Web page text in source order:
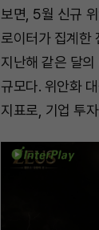
보면, 5월 신규
로이터가 집계한
지난해 같은 달
규모다. 위안화
지표로, 기업 투